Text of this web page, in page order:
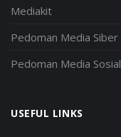
Mediakit
Pedoman Media Siber
Pedoman Media Sosial
USEFUL LINKS